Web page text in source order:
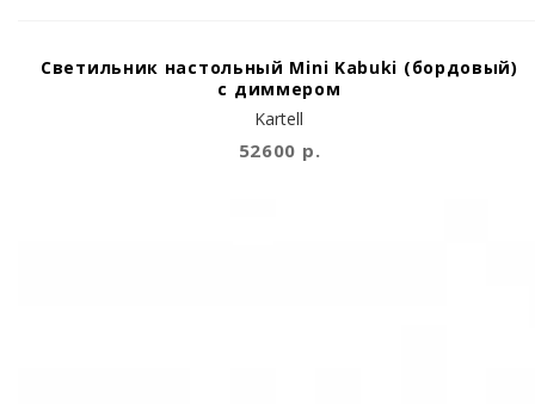
Kartell
Светильник настольный Mini Kabuki (бордовый)
c диммером
52600 р.